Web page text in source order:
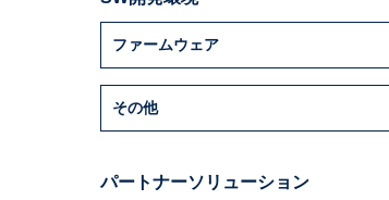
ファームウェア
その他
パートナーソリューション